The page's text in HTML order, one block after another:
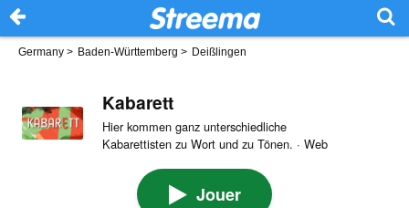
Germany > Baden-Württemberg > Deißlingen
Kabarett
Hier kommen ganz unterschiedliche
Kabarettisten zu Wort und zu Tönen. · Web
Jouer